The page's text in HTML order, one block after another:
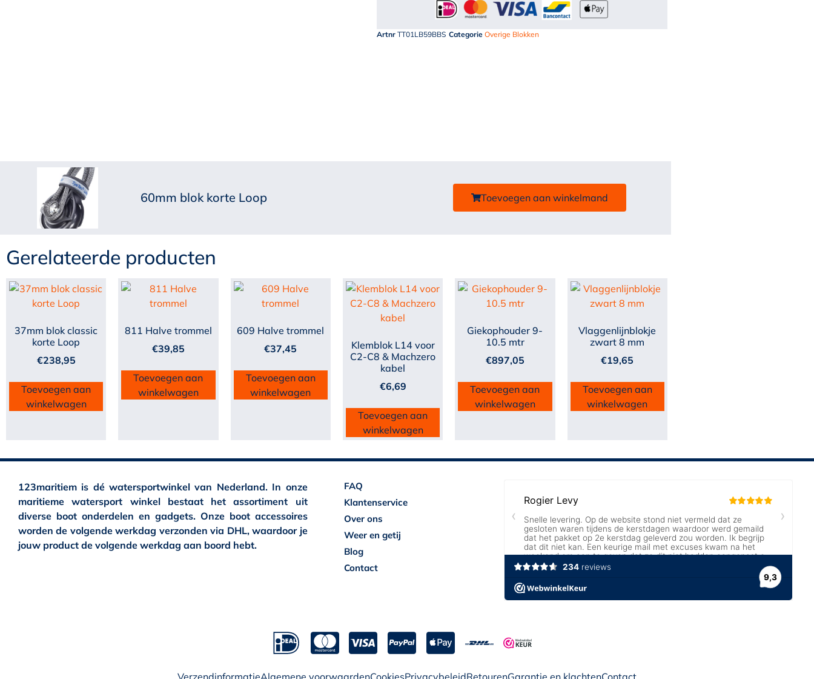
Artnr TT01LB59BBS Categorie Overige Blokken
60mm blok korte Loop Toevoegen aan winkelmand
Gerelateerde producten
37mm blok classic
korte Loop
€238,95
Toevoegen aan
winkelwagen
811 Halve trommel
€39,85
Toevoegen aan
winkelwagen
609 Halve trommel
€37,45
Toevoegen aan
winkelwagen
Klemblok L14 voor
C2-C8 & Machzero
kabel
€6,69
Toevoegen aan
winkelwagen
Giekophouder 9-
10.5 mtr
€897,05
Toevoegen aan
winkelwagen
Vlaggenlijnblokje
zwart 8 mm
€19,65
Toevoegen aan
winkelwagen
123maritiem is dé watersportwinkel van Nederland. In onze
maritieme watersport winkel bestaat het assortiment uit
diverse boot onderdelen en gadgets. Onze boot accessoires
worden de volgende werkdag verzonden via DHL, waardoor je
jouw product de volgende werkdag aan boord hebt.
FAQ
Klantenservice
Over ons
Weer en getij
Blog
Contact
VerzendinformatieAlgemene voorwaardenCookiesPrivacybeleidRetourenGarantie en klachtenContact